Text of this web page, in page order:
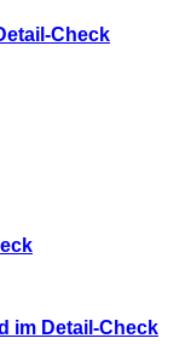
Check
im Detail-Check